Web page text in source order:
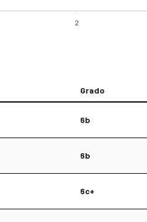
2
Grado
6b
6b
6c+